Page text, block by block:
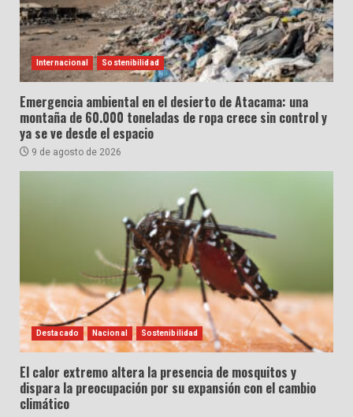
Internacional Sostenibilidad
Emergencia ambiental en el desierto de Atacama: una
montaña de 60.000 toneladas de ropa crece sin control y
ya se ve desde el espacio
9 de agosto de 2026
Destacado Nacional Sostenibilidad
El calor extremo altera la presencia de mosquitos y
dispara la preocupación por su expansión con el cambio
climático